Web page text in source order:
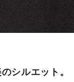
シルエット。